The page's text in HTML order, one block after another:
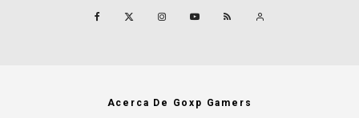
Acerca De Goxp Gamers